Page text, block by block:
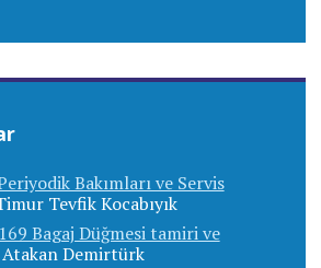
Bakımları ve Servis
Tevfik Kocabıyık
Bagaj Düğmesi tamiri ve
Atakan Demirtürk